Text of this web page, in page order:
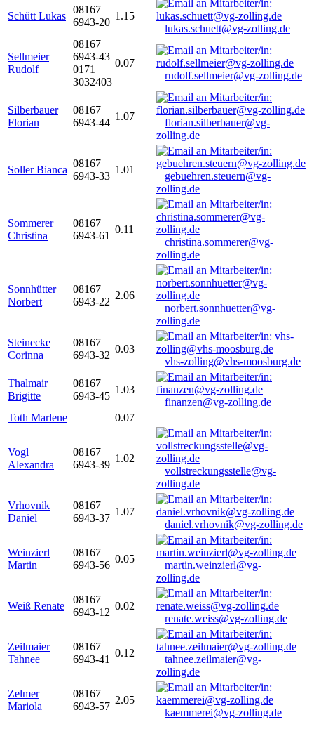
Schütt Lukas
08167
6943-20
1.15
lukas.schuett@vg-zolling.de
Sellmeier
Rudolf
08167
6943-43
0171
3032403
0.07
rudolf.sellmeier@vg-zolling.de
Silberbauer
Florian
08167
6943-44
1.07
florian.silberbauer@vg-
zolling.de
Soller Bianca
08167
6943-33
1.01
gebuehren.steuern@vg-
zolling.de
Sommerer
Christina
08167
6943-61
0.11
christina.sommerer@vg-
zolling.de
Sonnhütter
Norbert
08167
6943-22
2.06
norbert.sonnhuetter@vg-
zolling.de
Steinecke
Corinna
08167
6943-32
0.03
vhs-zolling@vhs-moosburg.de
Thalmair
Brigitte
08167
6943-45
1.03
finanzen@vg-zolling.de
Toth Marlene
0.07
Vogl
Alexandra
08167
6943-39
1.02
vollstreckungsstelle@vg-
zolling.de
Vrhovnik
Daniel
08167
6943-37
1.07
daniel.vrhovnik@vg-zolling.de
Weinzierl
Martin
08167
6943-56
0.05
martin.weinzierl@vg-
zolling.de
Weiß Renate
08167
6943-12
0.02
renate.weiss@vg-zolling.de
Zeilmaier
Tahnee
08167
6943-41
0.12
tahnee.zeilmaier@vg-
zolling.de
Zelmer
Mariola
08167
6943-57
2.05
kaemmerei@vg-zolling.de